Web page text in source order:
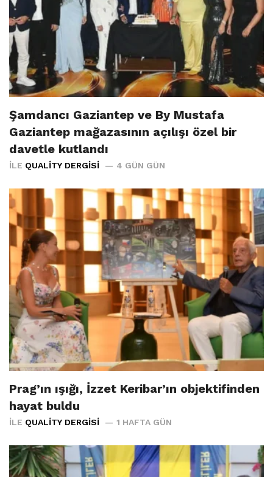
Şamdancı Gaziantep ve By Mustafa
Gaziantep mağazasının açılışı özel bir
davetle kutlandı
İLE QUALITY DERGISI 4 GÜN GÜN
Prag’ın ışığı, İzzet Keribar’ın objektifinden
hayat buldu
İLE QUALITY DERGISI 1 HAFTA GÜN